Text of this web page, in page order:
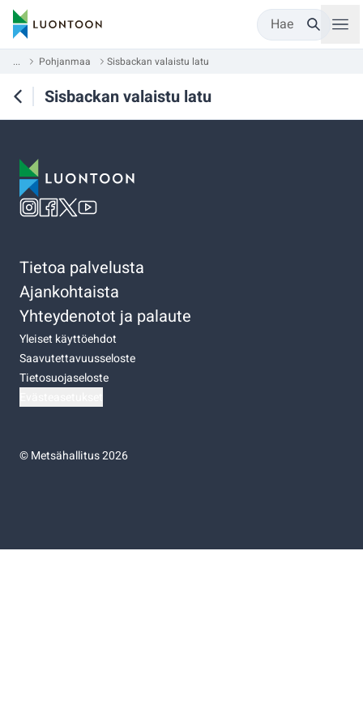
Hae
... Pohjanmaa Sisbackan valaistu latu
Sisbackan valaistu latu
Tietoa palvelusta
Ajankohtaista
Yhteydenotot ja palaute
Yleiset käyttöehdot
Saavutettavuusseloste
Tietosuojaseloste
©Metsähallitus 2026